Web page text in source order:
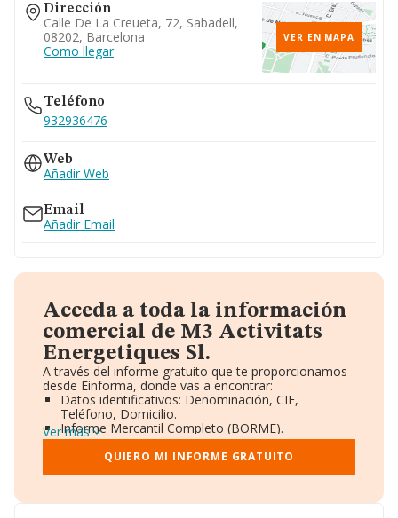
Dirección
Calle De La Creueta, 72, Sabadell,
08202, Barcelona
Como llegar
VER EN MAPA
Teléfono
932936476
Web
Añadir Web
Email
Añadir Email
Acceda a toda la información
comercial de M3 Activitats
Energetiques Sl.
A través del informe gratuito que te proporcionamos
desde Einforma, donde vas a encontrar:
Datos identificativos: Denominación, CIF,
Teléfono, Domicilio.
Informe Mercantil Completo (BORME).
Gráficos de Evolución Ventas y Empleados.
Consejo de Administración y Administradores.
Directivos y Ejecutivos.
Ver más
QUIERO MI INFORME GRATUITO